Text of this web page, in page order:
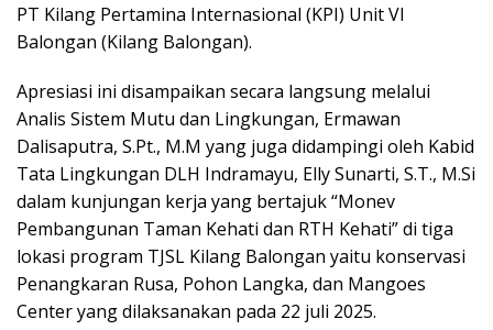
PT Kilang Pertamina Internasional (KPI) Unit VI
Balongan (Kilang Balongan).
Apresiasi ini disampaikan secara langsung melalui
Analis Sistem Mutu dan Lingkungan, Ermawan
Dalisaputra, S.Pt., M.M yang juga didampingi oleh Kabid
Tata Lingkungan DLH Indramayu, Elly Sunarti, S.T., M.Si
dalam kunjungan kerja yang bertajuk “Monev
Pembangunan Taman Kehati dan RTH Kehati” di tiga
lokasi program TJSL Kilang Balongan yaitu konservasi
Penangkaran Rusa, Pohon Langka, dan Mangoes
Center yang dilaksanakan pada 22 juli 2025.